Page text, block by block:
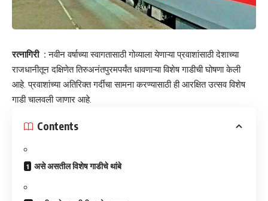
रत्नागिरी : नवीन वर्षाच्या स्वागतासाठी गोव्याला येणाऱ्या प्रवाशांसाठी देशाच्या
राजधानीतून दक्षिणेत तिरुअनंतपुरमपर्यंत धावणाऱ्या विशेष गाडीची घोषणा केली
आहे. प्रवाशांच्या अतिरिक्त गर्दीचा सामना करण्यासाठी ही आरक्षित उत्सव विशेष
गाडी चालवली जाणार आहे.
Contents
असे असतील विशेष गाडीचे थांबे